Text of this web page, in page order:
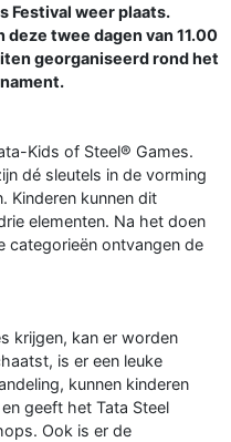
Festival weer plaats.
twee dagen van 11.00
georganiseerd rond het
Kids of Steel® Games.
dé sleutels in de vorming
Kinderen kunnen dit
elementen. Na het doen
categorieën ontvangen de
krijgen, kan er worden
is er een leuke
kunnen kinderen
geeft het Tata Steel
Ook is er de